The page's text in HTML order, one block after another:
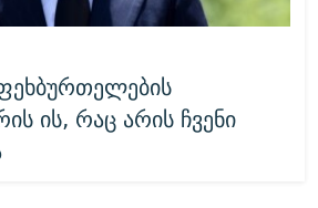
ის, რაც არის ჩვენი